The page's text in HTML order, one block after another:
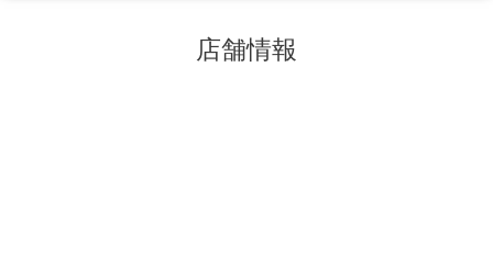
店舗情報